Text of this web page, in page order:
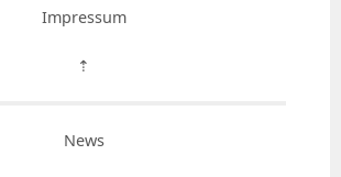
Impressum
⇡
News